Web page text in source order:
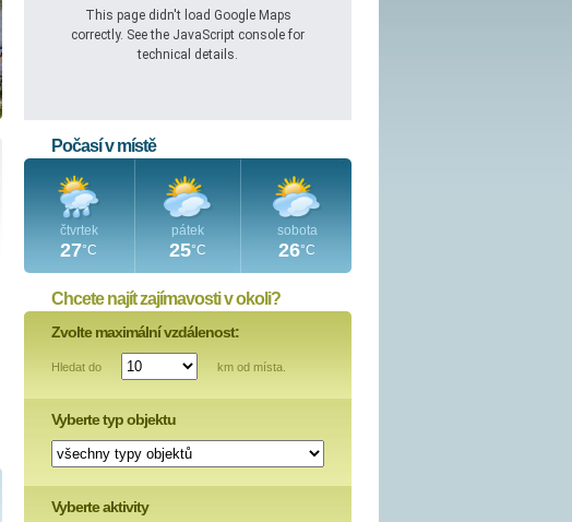
This page didn't load Google Maps
correctly. See the JavaScript console for
technical details.
Počasí v místě
čtvrtek
27°C
pátek
25°C
sobota
26°C
Chcete najít zajímavosti v okoli?
Zvolte maximální vzdálenost:
Hledat do km od místa.
Vyberte typ objektu
Vyberte aktivity